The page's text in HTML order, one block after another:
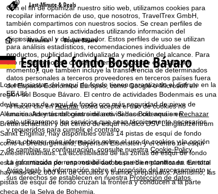
Con el fin de optimizar nuestro sitio web, utilizamos cookies para
recopilar información de uso, que nosotros, TravelTrex GmbH,
también compartimos con nuestros socios. Se crean perfiles de
uso basados en sus actividades utilizando información del
dispositivo final y del navegador. Estos perfiles de uso se utilizan
para análisis estadísticos, recomendaciones individuales de
productos, publicidad individualizada y medición del alcance. Para
ello necesitamos su consentimiento (revocable en cualquier
momento), que también incluye la transferencia de determinados
datos personales a terceros proveedores en terceros países fuera
del Espacio Económico Europeo, como Google o Microsoft en
EE.UU.
Al hacer clic enAceptarusted acepta el uso de cookies no
funcionales y tecnologías similares. Si hace clic aquí enRechazar
solo utilizaremos los servicios que sean técnicamente necesarios
y requeridos para cumplir el contrato.
Para obtener más información sobre el uso de cookies y la opción
de cambiar su configuración, consulte nuestraCookie-Policy
La información de responsabilidad se puede encontrar en nuestro
Aviso legal. La información sobre el propósito del procesamiento y
sus derechos se establecen en nuestra Protección de datos
Last-Minute & Deals
P
á
g
i
n
a
p
r
Alemania Bosque Bávaro
Esquí de fondo Bosque Bávaro
Los entusiastas del esquí de fondo tienen garantizado el disfrute en la
región del Bosque Bávaro. El centro de actividades Bodenmais es una
de las zonas de esquí de fondo con más seguridad de nieve de
Alemania. Además del centro de actividades Bodenmais en
Bretterschachten y del centro de esquí nórdico DSV Langlaufzentrum
Sankt Englmar, hay disponibles otras 14 pistas de esquí de fondo
como la Dreiburgenland, Bayerisch Eisenstein y el centro de esquí
Zwieslerwaldhaus. La accesibilidad de las zonas de esquí de fondo
está garantizada por una red de autobuses bien planificada. En total
hay más de 2.000 km de circuitos y tramos preparados. Asimismo, las
pistas de esquí de fondo cruzan la frontera y conducen a la parte
checa de la Selva de Bohemia.